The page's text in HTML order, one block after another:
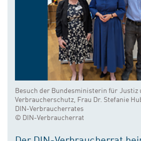
Besuch der Bundesministerin für Justiz
Verbraucherschutz, Frau Dr. Stefanie
DIN-Verbraucherrates
© DIN-Verbraucherrat